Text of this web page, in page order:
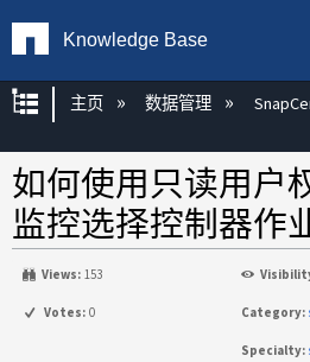
Knowledge Base
扩展/隐缩全局层次
主页 数据管理
如何使用只读用户
监控选择控制器作
Views: 153
Votes: 0 Category:
Specialty: